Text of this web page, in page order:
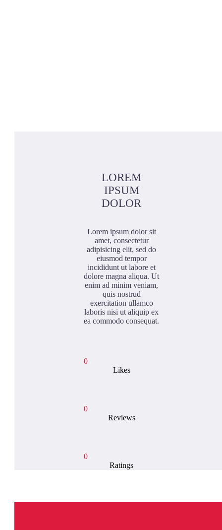
LOREM
IPSUM
DOLOR
Lorem ipsum dolor sit
amet, consectetur
adipisicing elit, sed do
eiusmod tempor
incididunt ut labore et
dolore magna aliqua. Ut
enim ad minim veniam,
quis nostrud
exercitation ullamco
laboris nisi ut aliquip ex
ea commodo consequat.
0
Likes
0
Reviews
0
Ratings